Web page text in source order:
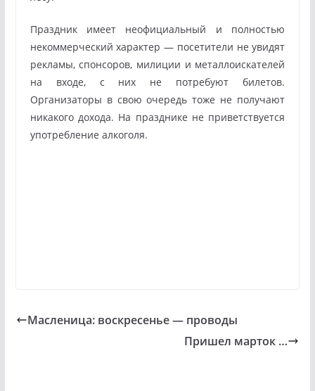
Праздник имеет неофициальный и полностью
некоммерческий характер — посетители не увидят
рекламы, спонсоров, милиции и металлоискателей
на входе, с них не потребуют билетов.
Организаторы в свою очередь тоже не получают
никакого дохода. На празднике не приветствуется
употребление алкоголя.
Масленица: воскресенье — проводы
Пришел марток …